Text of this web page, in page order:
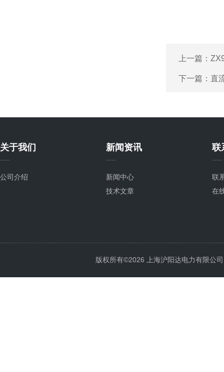
上一篇：
下一篇： 直
关于我们
公司介绍
新闻资讯
新闻中心
技术文章
联
联
在
版权所有©2026 上海沪阳达电力有限公